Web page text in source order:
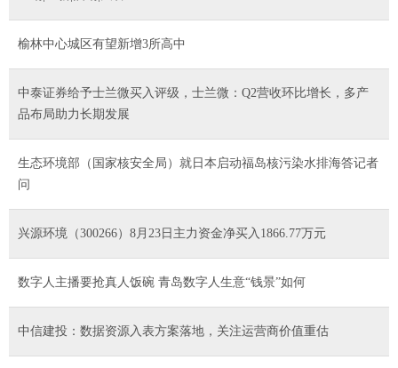
榆林中心城区有望新增3所高中
中泰证券给予士兰微买入评级，士兰微：Q2营收环比增长，多产
品布局助力长期发展
生态环境部（国家核安全局）就日本启动福岛核污染水排海答记者
问
兴源环境（300266）8月23日主力资金净买入1866.77万元
数字人主播要抢真人饭碗 青岛数字人生意“钱景”如何
中信建投：数据资源入表方案落地，关注运营商价值重估